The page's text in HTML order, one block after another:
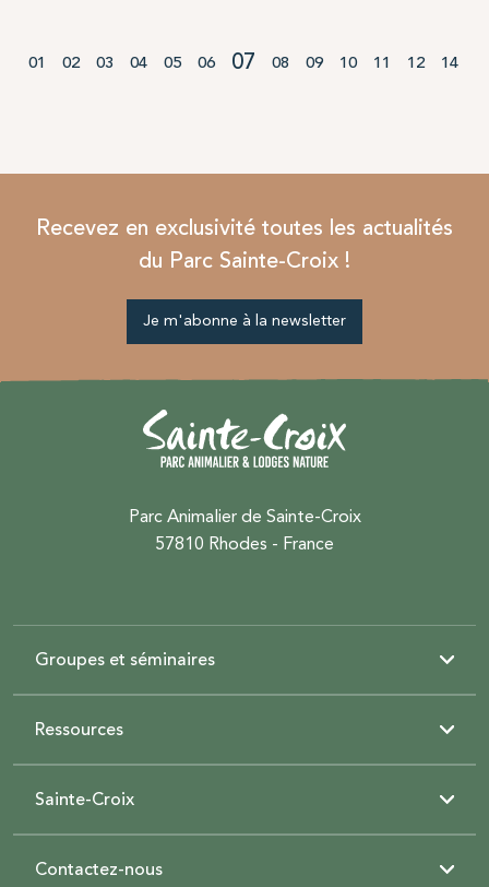
01 02 03 04 05 06 07 08 09 10 11 12 14
Recevez en exclusivité toutes les actualités
du Parc Sainte-Croix !
Je m'abonne à la newsletter
Parc Animalier de Sainte-Croix
57810 Rhodes - France
Groupes et séminaires
Ressources
Sainte-Croix
Contactez-nous